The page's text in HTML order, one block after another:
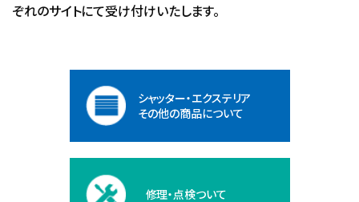
ぞれのサイトにて受け付けいたします。
シャッター・エクステリア
その他の商品について
修理・点検ついて